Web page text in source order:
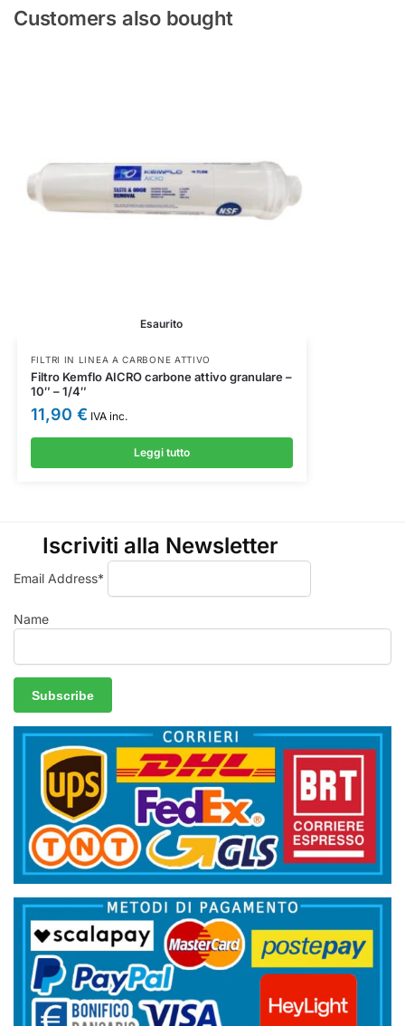
Customers also bought
Esaurito
FILTRI IN LINEA A CARBONE ATTIVO
Filtro Kemflo AICRO carbone attivo granulare –
10″ – 1/4″
11,90 € IVA inc.
Leggi tutto
Iscriviti alla Newsletter
Email Address*
Name